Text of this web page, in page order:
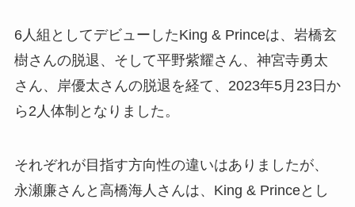
6人組としてデビューしたKing & Princeは、岩橋玄
樹さんの脱退、そして平野紫耀さん、神宮寺勇太
さん、岸優太さんの脱退を経て、2023年5月23日か
ら2人体制となりました。
それぞれが目指す方向性の違いはありましたが、
永瀬廉さんと高橋海人さんは、King & Princeとし